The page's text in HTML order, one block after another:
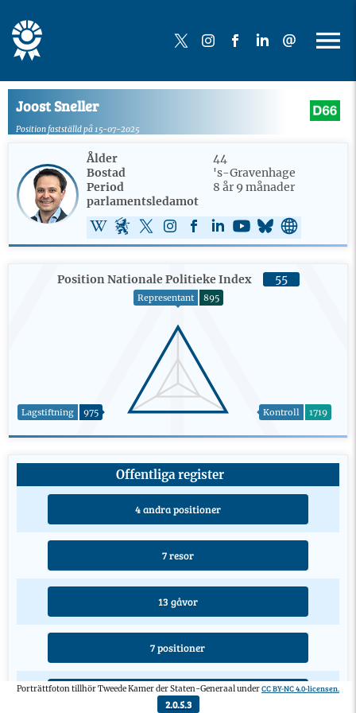
Joost Sneller
Position fastställd på 15-07-2025
Ålder
44
Bostad
's-Gravenhage
Period
parlamentsledamot
8 år 9 månader
Position Nationale Politieke Index 55
Lagstiftning 975
Representant 895
Kontroll 1719
Offentliga register
4 andra positioner
7 resor
13 gåvor
7 positioner
4 utbildningar
Porträttfoton tillhör Tweede Kamer der Staten-Generaal underCC BY-NC 4.0-licensen.
2.0.5.3